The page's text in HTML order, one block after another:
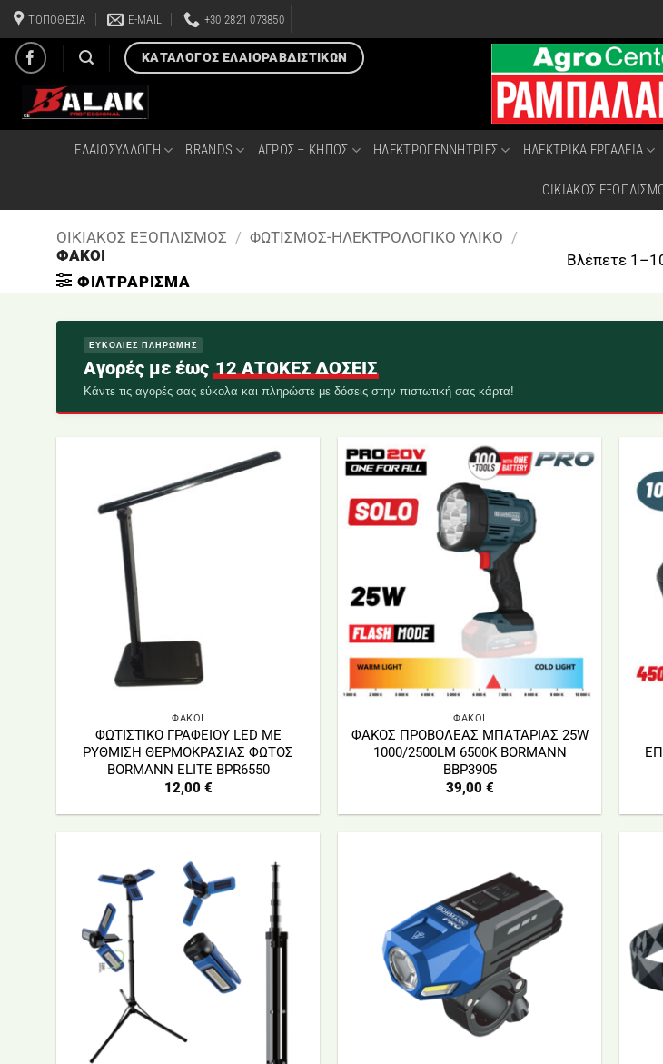
Μετάβαση
στο
περιεχόμενο
ΤΟΠΟΘΕΣΙΑ E-MAIL +30 2821 073850
ΚΑΤΑΛΟΓΟΣ ΕΛΑΙΟΡΑΒΔΙΣΤΙΚΩΝ
ΕΛΑΙΟΣΥΛΛΟΓΗ BRANDS ΑΓΡΟΣ – ΚΗΠΟΣ ΗΛΕΚΤΡΟΓΕΝΝΗΤΡΙΕΣ ΗΛΕΚΤΡΙΚΑ ΕΡΓΑΛΕΙΑ
ΟΙΚΙΑΚΟΣ
ΟΙΚΙΑΚΟΣ ΕΞΟΠΛΙΣΜΟΣ / ΦΩΤΙΣΜΟΣ-ΗΛΕΚΤΡΟΛΟΓΙΚΟ ΥΛΙΚΟ /
ΦΑΚΟΙ
ΦΙΛΤΡΆΡΙΣΜΑ
Βλέπετε
ΕΥΚΟΛΙΕΣ ΠΛΗΡΩΜΗΣ
Αγορές με έως 12 ΑΤΟΚΕΣ ΔΟΣΕΙΣ
Κάντε τις αγορές σας εύκολα και πληρώστε με δόσεις στην πιστωτική σας κάρτα!
ΦΑΚΟΙ
ΦΩΤΙΣΤΙΚΟ ΓΡΑΦΕΙΟΥ LED ME
ΡΥΘΜΙΣΗ ΘΕΡΜΟΚΡΑΣΙΑΣ ΦΩΤΟΣ
BORMANN ELITE BPR6550
12,00 €
ΦΑΚΟΙ
ΦΑΚΟΣ ΠΡΟΒΟΛΕΑΣ ΜΠΑΤΑΡΙΑΣ 25W
1000/2500LM 6500K BORMANN
BBP3905
39,00 €